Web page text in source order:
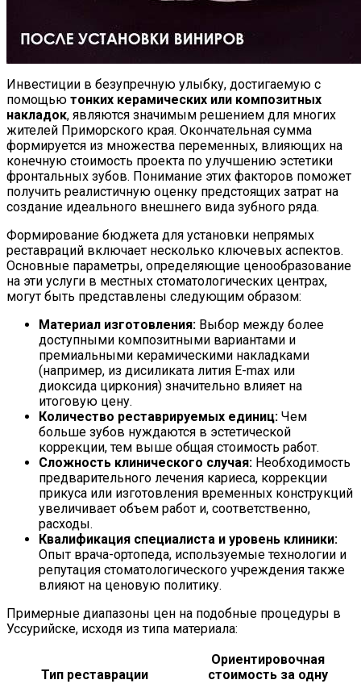
Инвестиции в безупречную улыбку, достигаемую с
помощью тонких керамических или композитных
накладок, являются значимым решением для многих
жителей Приморского края. Окончательная сумма
формируется из множества переменных, влияющих на
конечную стоимость проекта по улучшению эстетики
фронтальных зубов. Понимание этих факторов поможет
получить реалистичную оценку предстоящих затрат на
создание идеального внешнего вида зубного ряда.
Формирование бюджета для установки непрямых
реставраций включает несколько ключевых аспектов.
Основные параметры, определяющие ценообразование
на эти услуги в местных стоматологических центрах,
могут быть представлены следующим образом:
Материал изготовления: Выбор между более
доступными композитными вариантами и
премиальными керамическими накладками
(например, из дисиликата лития E-max или
диоксида циркония) значительно влияет на
итоговую цену.
Количество реставрируемых единиц: Чем
больше зубов нуждаются в эстетической
коррекции, тем выше общая стоимость работ.
Сложность клинического случая: Необходимость
предварительного лечения кариеса, коррекции
прикуса или изготовления временных конструкций
увеличивает объем работ и, соответственно,
расходы.
Квалификация специалиста и уровень клиники:
Опыт врача-ортопеда, используемые технологии и
репутация стоматологического учреждения также
влияют на ценовую политику.
Примерные диапазоны цен на подобные процедуры в
Уссурийске, исходя из типа материала:
Тип реставрации
Ориентировочная
стоимость за одну